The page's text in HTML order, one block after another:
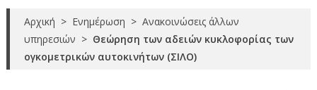
Αρχική > Ενημέρωση > Ανακοινώσεις άλλων
υπηρεσιών > Θεώρηση των αδειών κυκλοφορίας των
ογκομετρικών αυτοκινήτων (ΣΙΛΟ)